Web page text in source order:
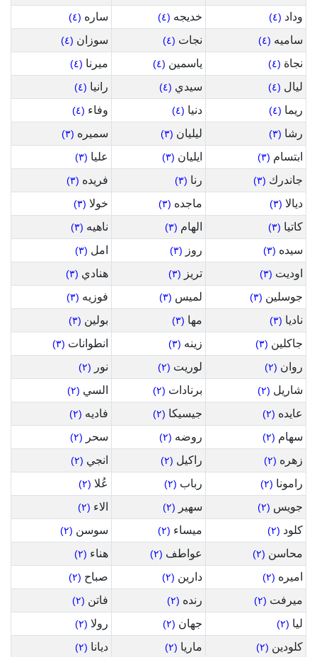
وداد (٤) خديجه (٤) ساره (٤)
ساميه (٤) نجات (٤) سوزان (٤)
نجاة (٤) ياسمين (٤) ميرنا (٤)
ليال (٤) سيدي (٤) رانيا (٤)
ريما (٤) دنيا (٤) وفاء (٤)
رشا (٣) ليليان (٣) سميره (٣)
ابتسام (٣) ايليان (٣) عليا (٣)
جاندرك (٣) رنا (٣) فريده (٣)
ديالا (٣) ماجده (٣) خولا (٣)
كاتيا (٣) الهام (٣) ناهيه (٣)
سيده (٣) روز (٣) امل (٣)
اوديت (٣) تريز (٣) هنادي (٣)
جوسلين (٣) لميس (٣) فوزيه (٣)
ناديا (٣) مها (٣) بولين (٣)
جاكلين (٣) زينه (٣) انطوانات (٣)
روان (٢) لوريت (٢) نور (٢)
شاريل (٢) برنادات (٢) السي (٢)
عايده (٢) جيسيكا (٢) فاديه (٢)
سهام (٢) روضه (٢) سحر (٢)
زهره (٢) راكيل (٢) انجي (٢)
رامونا (٢) رباب (٢) عُلا (٢)
جويس (٢) سهير (٢) الاء (٢)
كلود (٢) ميساء (٢) سوسن (٢)
محاسن (٢) عواطف (٢) هناء (٢)
اميره (٢) دارين (٢) صباح (٢)
ميرفت (٢) رنده (٢) فاتن (٢)
ليا (٢) جهان (٢) رولا (٢)
كلودين (٢) ماريا (٢) ديانا (٢)